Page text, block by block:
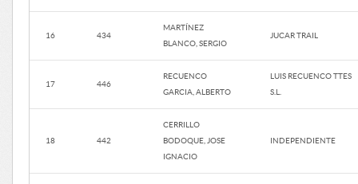
16 434
MARTÍNEZ
BLANCO, SERGIO
JUCAR TRAIL
17 446
RECUENCO
GARCIA, ALBERTO
LUIS RECUENCO TTES
S.L.
18 442
CERRILLO
BODOQUE, JOSE
IGNACIO
INDEPENDIENTE